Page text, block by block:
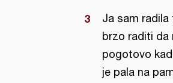
Ja sam radila
brzo raditi da
pogotovo
je pala na